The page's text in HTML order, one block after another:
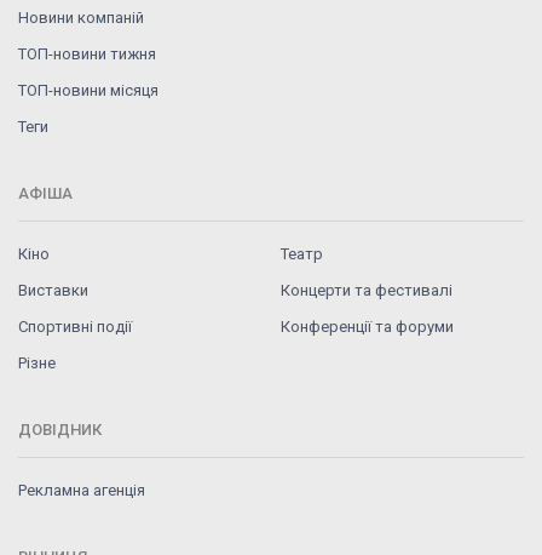
Новини компаній
ТОП-новини тижня
ТОП-новини місяця
Теги
АФІША
Кіно
Театр
Виставки
Концерти та фестивалі
Спортивні події
Конференції та форуми
Різне
ДОВІДНИК
Рекламна агенція